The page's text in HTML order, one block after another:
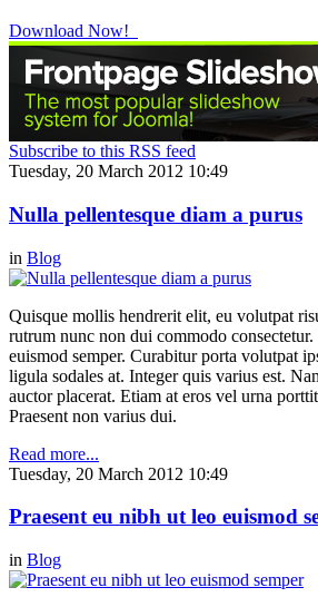
Download Now!
Subscribe to this RSS feed
Tuesday, 20 March 2012 10:49
Nulla pellentesque diam a purus
in Blog
Quisque mollis hendrerit elit, eu volutpat
rutrum nunc non dui commodo
euismod semper. Curabitur porta volutpat
ligula sodales at. Integer quis varius est.
auctor placerat. Etiam at eros vel urna
Praesent non varius dui.
Read more...
Tuesday, 20 March 2012 10:49
Praesent eu nibh ut leo euismod
in Blog